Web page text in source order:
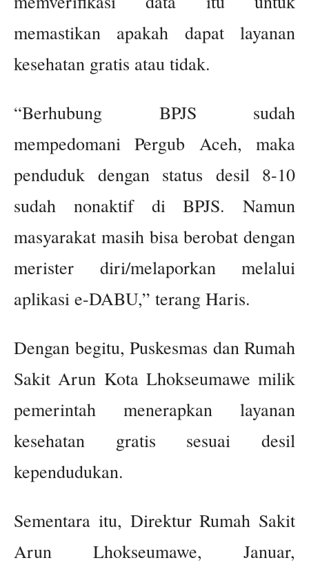
memastikan apakah dapat layanan
kesehatan gratis atau tidak.
“Berhubung BPJS sudah
mempedomani Pergub Aceh, maka
penduduk dengan status desil 8-10
sudah nonaktif di BPJS. Namun
masyarakat masih bisa berobat dengan
merister diri/melaporkan melalui
aplikasi e-DABU,” terang Haris.
Dengan begitu, Puskesmas dan Rumah
Sakit Arun Kota Lhokseumawe milik
pemerintah menerapkan layanan
kesehatan gratis sesuai desil
kependudukan.
Sementara itu, Direktur Rumah Sakit
Arun Lhokseumawe, Januar,